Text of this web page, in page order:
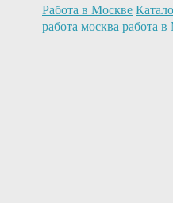
Работа в Москве
работа москваработа